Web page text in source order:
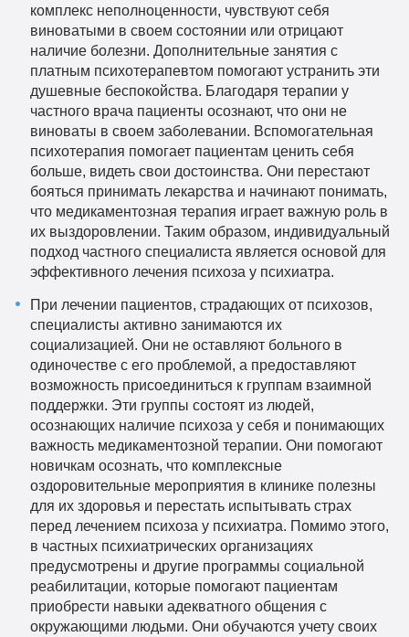
комплекс неполноценности, чувствуют себя
виноватыми в своем состоянии или отрицают
наличие болезни. Дополнительные занятия с
платным психотерапевтом помогают устранить эти
душевные беспокойства. Благодаря терапии у
частного врача пациенты осознают, что они не
виноваты в своем заболевании. Вспомогательная
психотерапия помогает пациентам ценить себя
больше, видеть свои достоинства. Они перестают
бояться принимать лекарства и начинают понимать,
что медикаментозная терапия играет важную роль в
их выздоровлении. Таким образом, индивидуальный
подход частного специалиста является основой для
эффективного лечения психоза у психиатра.
При лечении пациентов, страдающих от психозов,
специалисты активно занимаются их
социализацией. Они не оставляют больного в
одиночестве с его проблемой, а предоставляют
возможность присоединиться к группам взаимной
поддержки. Эти группы состоят из людей,
осознающих наличие психоза у себя и понимающих
важность медикаментозной терапии. Они помогают
новичкам осознать, что комплексные
оздоровительные мероприятия в клинике полезны
для их здоровья и перестать испытывать страх
перед лечением психоза у психиатра. Помимо этого,
в частных психиатрических организациях
предусмотрены и другие программы социальной
реабилитации, которые помогают пациентам
приобрести навыки адекватного общения с
окружающими людьми. Они обучаются учету своих